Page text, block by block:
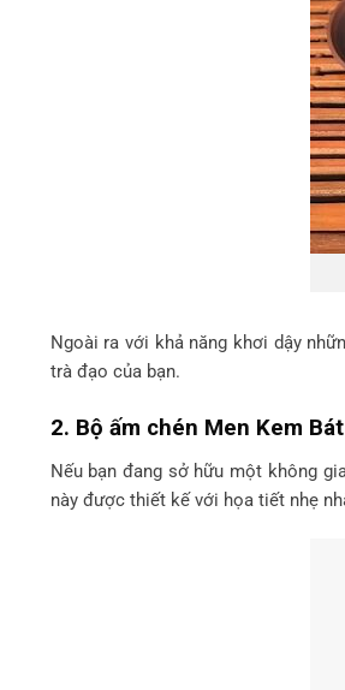
Ngoài ra với khả năng khơi dậy
trà đạo của bạn.
2. Bộ ấm chén Men Kem
Nếu bạn đang sở hữu một không
này được thiết kế với họa tiết nhẹ